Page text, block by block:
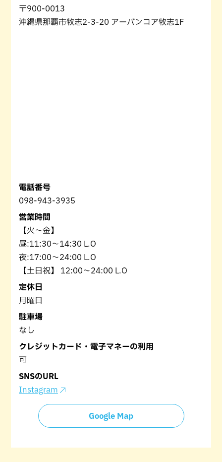
〒900-0013
沖縄県那覇市牧志2-3-20 アーバンコア牧志1F
電話番号
098-943-3935
営業時間
【火〜金】
昼:11:30〜14:30 L.O
夜:17:00〜24:00 L.O
【土日祝】 12:00〜24:00 L.O
定休日
月曜日
駐車場
なし
クレジットカード・電子マネーの利用
可
SNSのURL
Instagram
Google Map